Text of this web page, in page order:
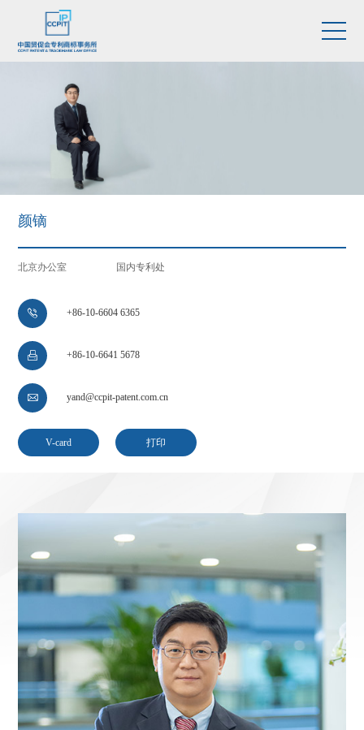
颜镝
北京办公室 国内专利处
 +86-10-6604 6365
 +86-10-6641 5678
 yand@ccpit-patent.com.cn
V-card 打印